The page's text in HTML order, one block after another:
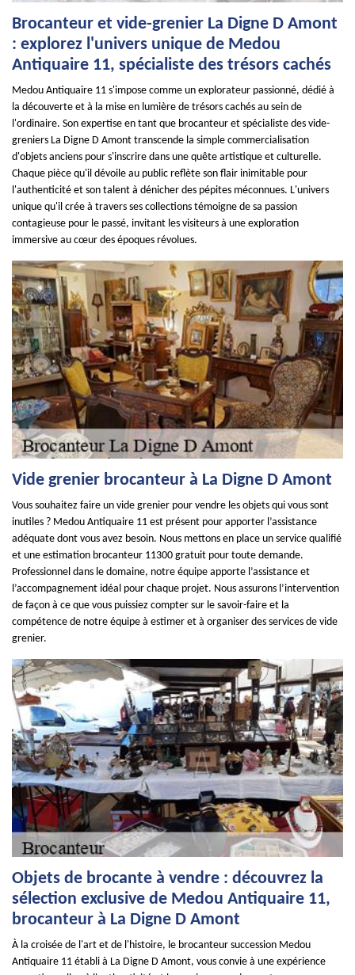
Brocanteur et vide-grenier La Digne D Amont
: explorez l'univers unique de Medou
Antiquaire 11, spécialiste des trésors cachés
Medou Antiquaire 11 s'impose comme un explorateur passionné, dédié à
la découverte et à la mise en lumière de trésors cachés au sein de
l'ordinaire. Son expertise en tant que brocanteur et spécialiste des vide-
greniers La Digne D Amont transcende la simple commercialisation
d'objets anciens pour s'inscrire dans une quête artistique et culturelle.
Chaque pièce qu'il dévoile au public reflète son flair inimitable pour
l'authenticité et son talent à dénicher des pépites méconnues. L'univers
unique qu'il crée à travers ses collections témoigne de sa passion
contagieuse pour le passé, invitant les visiteurs à une exploration
immersive au cœur des époques révolues.
Vide grenier brocanteur à La Digne D Amont
Vous souhaitez faire un vide grenier pour vendre les objets qui vous sont
inutiles ? Medou Antiquaire 11 est présent pour apporter l’assistance
adéquate dont vous avez besoin. Nous mettons en place un service qualifié
et une estimation brocanteur 11300 gratuit pour toute demande.
Professionnel dans le domaine, notre équipe apporte l’assistance et
l’accompagnement idéal pour chaque projet. Nous assurons l’intervention
de façon à ce que vous puissiez compter sur le savoir-faire et la
compétence de notre équipe à estimer et à organiser des services de vide
grenier.
Objets de brocante à vendre : découvrez la
sélection exclusive de Medou Antiquaire 11,
brocanteur à La Digne D Amont
À la croisée de l'art et de l'histoire, le brocanteur succession Medou
Antiquaire 11 établi à La Digne D Amont, vous convie à une expérience